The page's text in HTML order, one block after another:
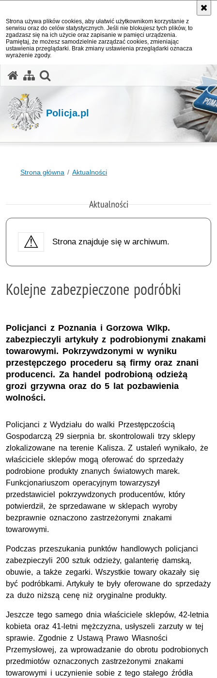
Strona używa plików cookies, aby ułatwić użytkownikom korzystanie z
serwisu oraz do celów statystycznych. Jeśli nie blokujesz tych plików, to
zgadzasz się na ich użycie oraz zapisanie w pamięci urządzenia.
Pamiętaj, że możesz samodzielnie zarządzać cookies, zmieniając
ustawienia przeglądarki. Brak zmiany ustawienia przeglądarki oznacza
wyrażenie zgody.
Policja.pl
Strona główna Aktualności
Aktualności
Strona znajduje się w archiwum.
Kolejne zabezpieczone podróbki
Policjanci z Poznania i Gorzowa Wlkp.
zabezpieczyli artykuły z podrobionymi znakami
towarowymi. Pokrzywdzonymi w wyniku
przestępczego procederu są firmy oraz znani
producenci. Za handel podrobioną odzieżą
grozi grzywna oraz do 5 lat pozbawienia
wolności.
Policjanci z Wydziału do walki Przestępczością
Gospodarczą 29 sierpnia br. skontrolowali trzy sklepy
zlokalizowane na terenie Kalisza. Z ustaleń wynikało, że
właściciele sklepów mogą oferować do sprzedaży
podrobione produkty znanych światowych marek.
Funkcjonariuszom operacyjnym towarzyszył
przedstawiciel pokrzywdzonych producentów, który
potwierdził, że sprzedawane w sklepach wyroby
bezprawnie oznaczono zastrzeżonymi znakami
towarowymi.
Podczas przeszukania punktów handlowych policjanci
zabezpieczyli 200 sztuk odzieży, galanterię damską,
obuwie, a także zegarki. Wszystkie towary okazały się
być podróbkami. Artykuły te były oferowane do sprzedaży
za dużo niższą cenę niż oryginalne produkty.
Jeszcze tego samego dnia właściciele sklepów, 42-letnia
kobieta oraz 41-letni mężczyzna, usłyszeli zarzuty w tej
sprawie. Zgodnie z Ustawą Prawo Własności
Przemysłowej, za wprowadzanie do obrotu podrobionych
przedmiotów oznaczonych zastrzeżonymi znakami
towarowymi i uczynienie sobie z tego stałego źródła